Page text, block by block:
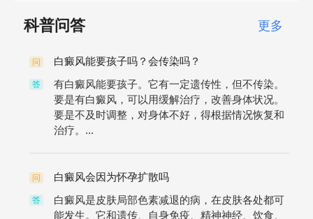
科普问答 更多
问 白癜风能要孩子吗？会传染吗？
答
有白癜风能要孩子。它有一定遗传性，但不传染。
要是有白癜风，可以用缓解治疗，改善身体状况。
要是不及时调整，对身体不好，得根据情况恢复和
治疗。...
问 白癜风会因为怀孕扩散吗
答
白癜风是皮肤局部色素减退的病，在皮肤各处都可
能发生。它和遗传、自身免疫、精神神经、饮食、